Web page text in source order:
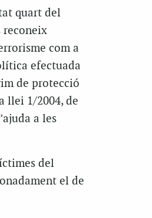
quart del
reconeix
com a
efectuada
de protecció
llei 1/2004, de
a les
del
el de